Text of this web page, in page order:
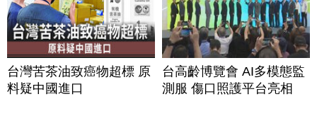
台灣苦茶油致癌物超標 原
料疑中國進口
台高齡博覽會 AI多模態監
測服 傷口照護平台亮相